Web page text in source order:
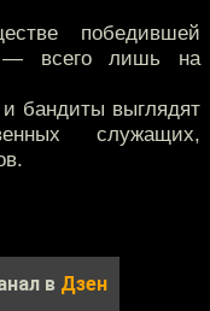
победившей
— всего лишь на
бандиты выглядят
служащих,
в Дзен